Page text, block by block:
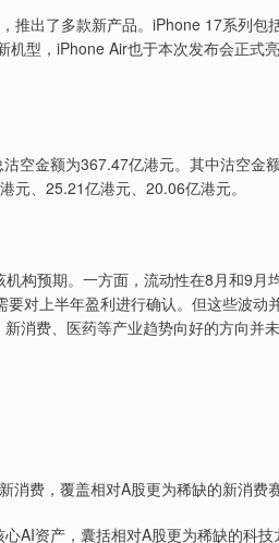
出了多款新产品。iPhone 17系列包
型，iPhone Air也于本次发布会正式
金额为367.47亿港元。其中沽空金
元、25.21亿港元、20.06亿港元。
预期。一方面，流动性在8月和9月
对上半年盈利进行确认。但这些波动
消费、医药等产业趋势向好的方向并
费，覆盖相对A股更为稀缺的新消费赛
资产，囊括相对A股更为稀缺的科技